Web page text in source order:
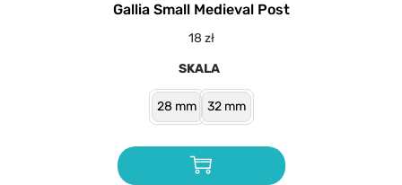
Gallia Small Medieval Post
18 zł
SKALA
28 mm 32 mm